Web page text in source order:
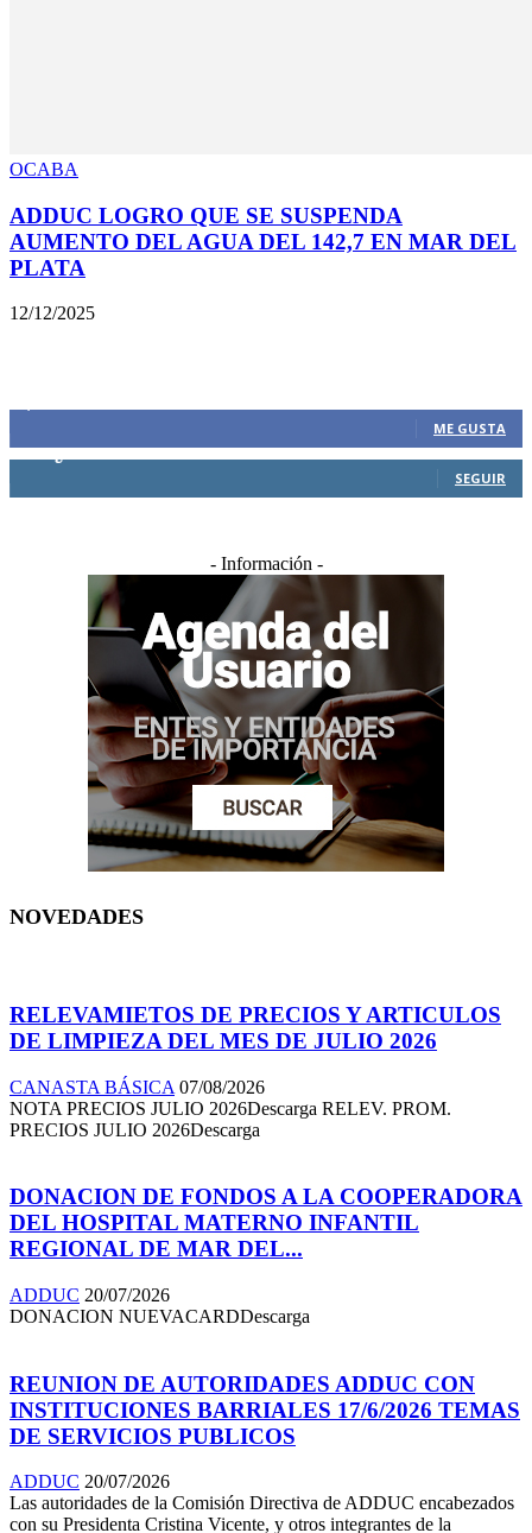
OCABA
ADDUC LOGRO QUE SE SUSPENDA
AUMENTO DEL AGUA DEL 142,7 EN MAR DEL
PLATA
12/12/2025
ME GUSTA
SEGUIR
- Información -
NOVEDADES
RELEVAMIETOS DE PRECIOS Y ARTICULOS
DE LIMPIEZA DEL MES DE JULIO 2026
CANASTA BÁSICA 07/08/2026
NOTA PRECIOS JULIO 2026Descarga RELEV. PROM.
PRECIOS JULIO 2026Descarga
DONACION DE FONDOS A LA COOPERADORA
DEL HOSPITAL MATERNO INFANTIL
REGIONAL DE MAR DEL...
ADDUC 20/07/2026
DONACION NUEVACARDDescarga
REUNION DE AUTORIDADES ADDUC CON
INSTITUCIONES BARRIALES 17/6/2026 TEMAS
DE SERVICIOS PUBLICOS
ADDUC 20/07/2026
Las autoridades de la Comisión Directiva de ADDUC encabezados
con su Presidenta Cristina Vicente, y otros integrantes de la